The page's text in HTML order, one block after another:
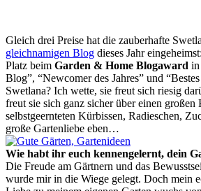
Gleich drei Preise hat die zauberhafte
gleichnamigen Blog dieses Jahr
Platz beim Garden & Home Blogaward in
Blog”, “Newcomer des Jahres” und
Swetlana? Ich wette, sie freut sich riesig
freut sie sich ganz sicher über einen großen
selbstgeernteten Kürbissen, Radieschen,
große Gartenliebe eben…
Wie habt ihr euch kennengelernt, dein
Die Freude am Gärtnern und das
wurde mir in die Wiege gelegt. Doch mein